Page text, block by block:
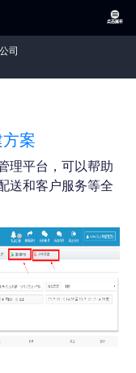
司
案
理平台，可以帮助
送和客户服务等全